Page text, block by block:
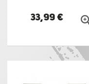
33,99 €